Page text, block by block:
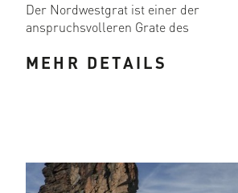
Der Nordwestgrat ist einer der
anspruchsvolleren Grate des
Die Schwierigkeiten sind ...
MEHR DETAILS